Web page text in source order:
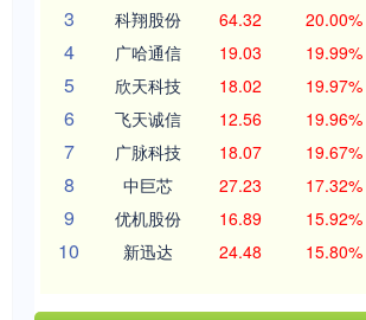
3 科翔股份 64.32 20.00%
4 广哈通信 19.03 19.99%
5 欣天科技 18.02 19.97%
6 飞天诚信 12.56 19.96%
7 广脉科技 18.07 19.67%
8 中巨芯 27.23 17.32%
9 优机股份 16.89 15.92%
10 新迅达 24.48 15.80%